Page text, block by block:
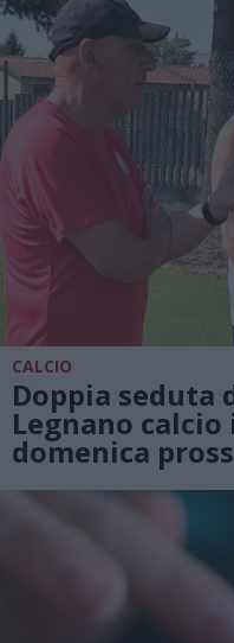
CALCIO
Doppia seduta
Legnano
domenica